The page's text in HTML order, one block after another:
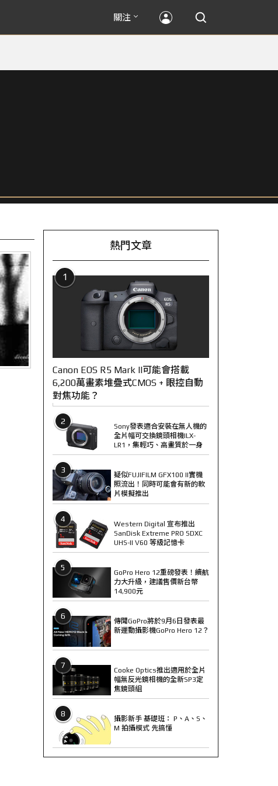
關注
熱門文章
1
Canon EOS R5 Mark II可能會搭載
6,200萬畫素堆疊式CMOS + 眼控自動
對焦功能？
2
Sony發表適合安裝在無人機的
全片幅可交換鏡頭相機ILX-
LR1，集輕巧、高畫質於一身
3
疑似FUJIFILM GFX100 II實機
照流出！同時可能會有新的軟
片模擬推出
4
Western Digital 宣布推出
SanDisk Extreme PRO SDXC
UHS-II V60 等級記憶卡
5
GoPro Hero 12重磅發表！續航
力大升級，建議售價新台幣
14,900元
6
傳聞GoPro將於9月6日發表最
新運動攝影機GoPro Hero 12？
7
Cooke Optics推出適用於全片
幅無反光鏡相機的全新SP3定
焦鏡頭組
8
攝影新手 基礎班： P、A、S、
M 拍攝模式 先搞懂